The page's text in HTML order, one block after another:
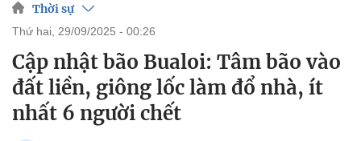
Thời sự
thứ hai, 29/09/2025 - 00:26
Cập nhật bão Bualoi: Tâm bão vào
đất liền, giông lốc làm đổ nhà, ít
nhất 6 người chết